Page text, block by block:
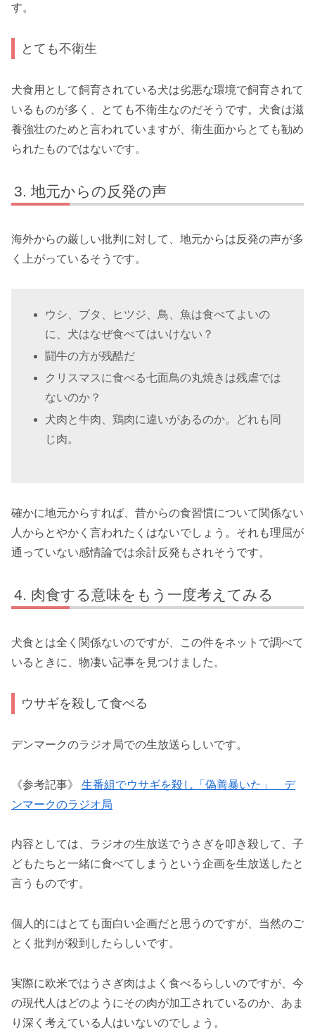
す。
とても不衛生
犬食用として飼育されている犬は劣悪な環境で飼育されて
いるものが多く、とても不衛生なのだそうです。犬食は滋
養強壮のためと言われていますが、衛生面からとても勧め
られたものではないです。
地元からの反発の声
海外からの厳しい批判に対して、地元からは反発の声が多
く上がっているそうです。
ウシ、ブタ、ヒツジ、鳥、魚は食べてよいの
に、犬はなぜ食べてはいけない？
闘牛の方が残酷だ
クリスマスに食べる七面鳥の丸焼きは残虐では
ないのか？
犬肉と牛肉、鶏肉に違いがあるのか。どれも同
じ肉。
確かに地元からすれば、昔からの食習慣について関係ない
人からとやかく言われたくはないでしょう。それも理屈が
通っていない感情論では余計反発もされそうです。
肉食する意味をもう一度考えてみる
犬食とは全く関係ないのですが、この件をネットで調べて
いるときに、物凄い記事を見つけました。
ウサギを殺して食べる
デンマークのラジオ局での生放送らしいです。
《参考記事》 生番組でウサギを殺し「偽善暴いた」 デ
ンマークのラジオ局
内容としては、ラジオの生放送でうさぎを叩き殺して、子
どもたちと一緒に食べてしまうという企画を生放送したと
言うものです。
個人的にはとても面白い企画だと思うのですが、当然のご
とく批判が殺到したらしいです。
実際に欧米ではうさぎ肉はよく食べるらしいのですが、今
の現代人はどのようにその肉が加工されているのか、あま
り深く考えている人はいないのでしょう。